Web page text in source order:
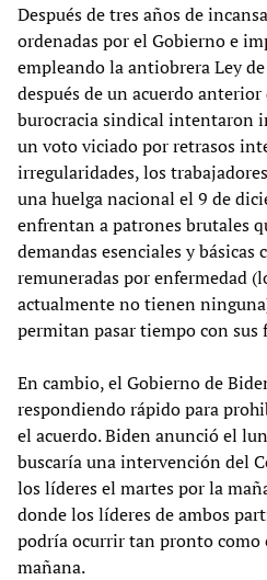
Después de tres años de
ordenadas por el Gobierno e
empleando la antiobrera Ley
después de un acuerdo
burocracia sindical intentaron
un voto viciado por retrasos
irregularidades, los
una huelga nacional el 9 de
enfrentan a patrones brutales
demandas esenciales y básicas
remuneradas por enfermedad
actualmente no tienen
permitan pasar tiempo con sus
En cambio, el Gobierno de
respondiendo rápido para
el acuerdo. Biden anunció el
buscaría una intervención del
los líderes el martes por la
donde los líderes de ambos
podría ocurrir tan pronto como
mañana.